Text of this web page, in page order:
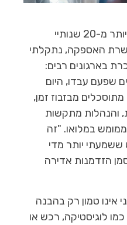
שלום, שמי קרן בר. במהלך יותר מ-20 שנותיי
האספקה, נתקלתי
בארגונים רבים:
שפעם עבדו, היום
מבזבוז זמן,
והנהלות מתקשות
במלואו. "זה
יותר מדי
הזדמנות אדירה
אינו טמון רק בהבנה
לוגיסטיקה, רכש או